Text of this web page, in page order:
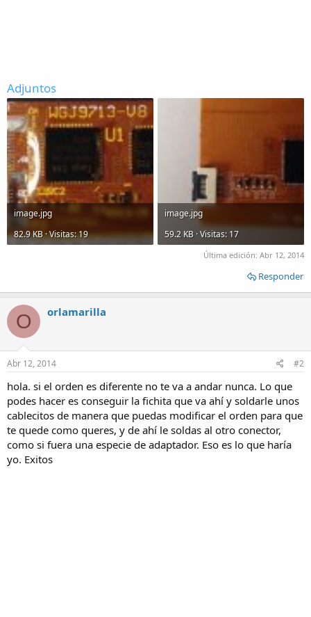
Adjuntos
image.jpg
82.9 KB · Visitas: 19
image.jpg
59.2 KB · Visitas: 17
Última edición: Abr 12, 2014
Responder
O orlamarilla
Abr 12, 2014 #2
hola. si el orden es diferente no te va a andar nunca. Lo que
podes hacer es conseguir la fichita que va ahí y soldarle unos
cablecitos de manera que puedas modificar el orden para que
te quede como queres, y de ahí le soldas al otro conector,
como si fuera una especie de adaptador. Eso es lo que haría
yo. Exitos